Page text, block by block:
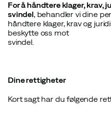
For å håndtere klager, krav,
svindel, behandler vi dine
håndtere klager, krav og
beskytte oss mot
svindel.
Dine rettigheter
Kort sagt har du følgende